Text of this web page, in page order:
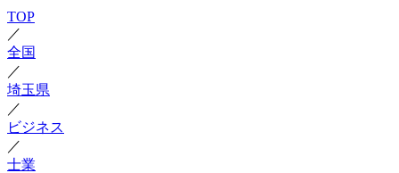
TOP
／
全国
／
埼玉県
／
ビジネス
／
士業